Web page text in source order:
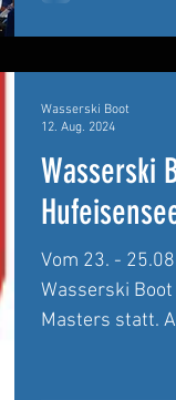
Wasserski
Vom 23. -
Wasserski
Masters statt.
Wasserski Boot
12. Aug. 2024